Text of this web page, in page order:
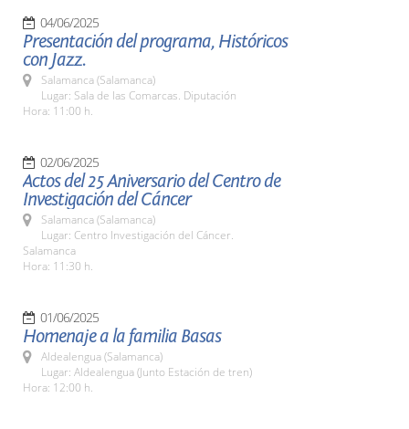
04/06/2025
Presentación del programa, Históricos
con Jazz.
Salamanca (Salamanca)
Lugar: Sala de las Comarcas. Diputación
Hora: 11:00 h.
02/06/2025
Actos del 25 Aniversario del Centro de
Investigación del Cáncer
Salamanca (Salamanca)
Lugar: Centro Investigación del Cáncer.
Salamanca
Hora: 11:30 h.
01/06/2025
Homenaje a la familia Basas
Aldealengua (Salamanca)
Lugar: Aldealengua (Junto Estación de tren)
Hora: 12:00 h.